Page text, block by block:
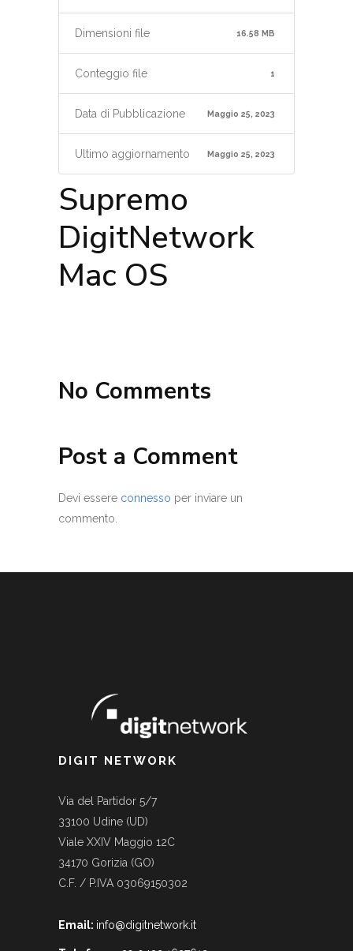
Dimensioni file 16.58 MB
Conteggio file 1
Data di Pubblicazione Maggio 25, 2023
Ultimo aggiornamento Maggio 25, 2023
Supremo
DigitNetwork
Mac OS
No Comments
Post a Comment
Devi essere connesso per inviare un
commento.
DIGIT NETWORK
Via del Partidor 5/7
33100 Udine (UD)
Viale XXIV Maggio 12C
34170 Gorizia (GO)
C.F. / P.IVA 03069150302
Email: info@digitnetwork.it